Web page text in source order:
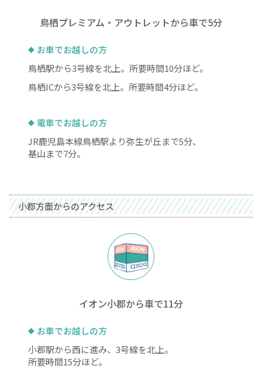
鳥栖プレミアム・アウトレットから車で5分
お車でお越しの方
鳥栖駅から3号線を北上。所要時間10分ほど。
鳥栖ICから3号線を北上。所要時間4分ほど。
電車でお越しの方
JR鹿児島本線鳥栖駅より弥生が丘まで5分、
基山まで7分。
小郡方面からのアクセス
イオン小郡から車で11分
お車でお越しの方
小郡駅から西に進み、3号線を北上。
所要時間15分ほど。